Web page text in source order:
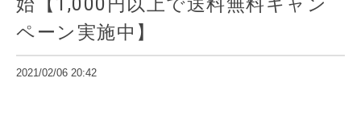
ペーン実施中】
2021/02/06 20:42